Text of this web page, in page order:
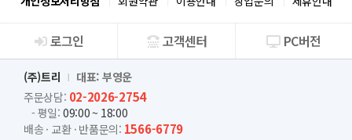
됩니다. 다만 이미 계약을 체결한 이용자가 개정약관 조항의 적용을 받기를 원하는 뜻을
개정약관 조항이 적용됩니다.
⑥ 이 약관에서 정하지 아니한 사항과 이 약관의 해석에 관하여는 전자상거래 등에서의
소비자보호에 관한 법률, 약관의 규제 등에 관한 법률, 공정거래위원회가 정하는 전자상
거래 등에서의 소비자 보호지침 및 관계법령 또는 상관례에 따릅니다.
제4조(서비스의 제공 및 변경)
회사소개
로그인 고객센터 PC버전
(주)트리
대표: 부영운
주문상담: 02-2026-2754
- 평일: 09:00 ~ 18:00
배송 · 교환 · 반품문의: 1566-6779